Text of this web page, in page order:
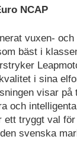
NCAP
vuxen-
bäst i
i sina
visar på
och
ett tryggt val
svenska